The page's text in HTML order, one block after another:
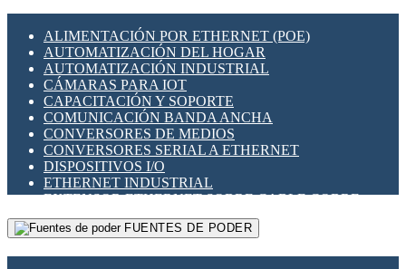
SENSORES INDUCTIVOS
TEMPORIZADORES
VARIACS
VARIADORES DE FRECUENCIA [VDF]
SECCIONADORES - INTERRUPTORES
MAQUINARIA
HERRAMIENTAS VARIAS
ILUMINACIÓN LED
INTERRUPTORES REED
INTERFACES DE RELÉ
OTROS RELÉS
PROTECCIÓN TÉRMICA
RELÉS AUTOMOTRICES
RELÉS DE SEÑAL
RELÉS DE ESTADO SÓLIDO SSR
RELÉS INDUSTRIALES
RELÉS MINIATURA DE POTENCIA
SENSORES MAGNÉTICOS
ALIMENTACIÓN POR ETHERNET (POE)
AUTOMATIZACIÓN DEL HOGAR
AUTOMATIZACIÓN INDUSTRIAL
CÁMARAS PARA IOT
CAPACITACIÓN Y SOPORTE
COMUNICACIÓN BANDA ANCHA
CONVERSORES DE MEDIOS
CONVERSORES SERIAL A ETHERNET
DISPOSITIVOS I/O
ETHERNET INDUSTRIAL
EXTENSOR ETHERNET SOBRE CABLE COBRE
GATEWAY LORAWAN
GESTIÓN DE REDESFUENTES DE PODER